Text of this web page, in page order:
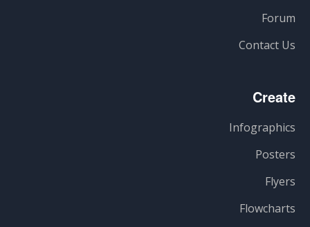
Forum
Contact Us
Create
Infographics
Posters
Flyers
Flowcharts